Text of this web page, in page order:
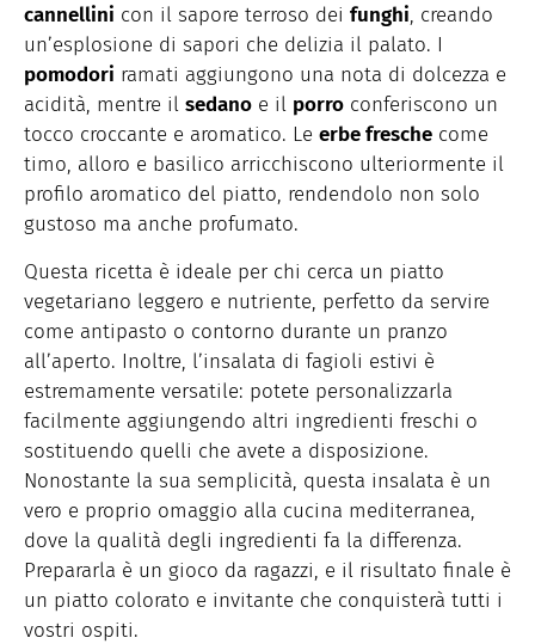
cannellini con il sapore terroso dei funghi, creando
un’esplosione di sapori che delizia il palato. I
pomodori ramati aggiungono una nota di dolcezza e
acidità, mentre il sedano e il porro conferiscono un
tocco croccante e aromatico. Le erbe fresche come
timo, alloro e basilico arricchiscono ulteriormente il
profilo aromatico del piatto, rendendolo non solo
gustoso ma anche profumato.
Questa ricetta è ideale per chi cerca un piatto
vegetariano leggero e nutriente, perfetto da servire
come antipasto o contorno durante un pranzo
all’aperto. Inoltre, l’insalata di fagioli estivi è
estremamente versatile: potete personalizzarla
facilmente aggiungendo altri ingredienti freschi o
sostituendo quelli che avete a disposizione.
Nonostante la sua semplicità, questa insalata è un
vero e proprio omaggio alla cucina mediterranea,
dove la qualità degli ingredienti fa la differenza.
Prepararla è un gioco da ragazzi, e il risultato finale è
un piatto colorato e invitante che conquisterà tutti i
vostri ospiti.